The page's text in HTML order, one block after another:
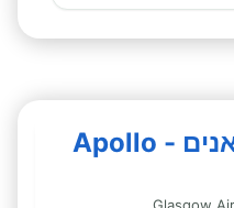
תחנת השכרת קרוואנים - Apollo